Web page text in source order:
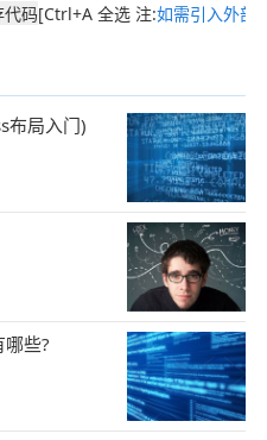
[Ctrl+A 全选 注:如需引入外部
布局入门)
些?